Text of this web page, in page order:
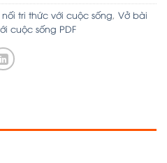
tri thức với cuộc sống, Vở bài
cuộc sống PDF